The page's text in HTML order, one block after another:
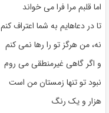
اما قلبم مرا فرا می خواند
تا در دعاهایم به شما اعتراف کنم
نه، من هرگز تو را رها نمی کنم
و اگر گاهی غیرمنطقی می روم
نبود تو تنها زمستان من است
هزار و یک رنگ